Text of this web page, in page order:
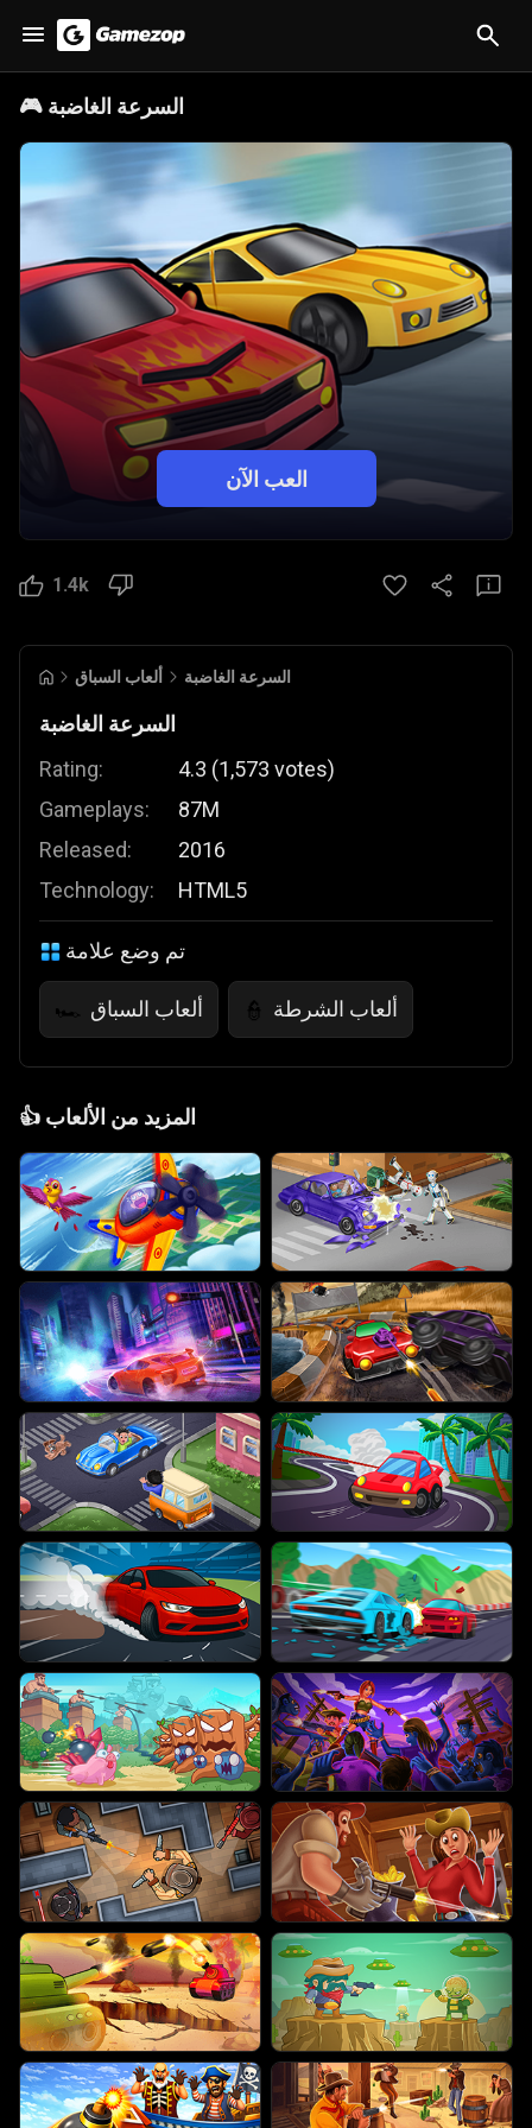
🎮 السرعة الغاضبة
العب الآن
1.4k
ألعاب السباق السرعة الغاضبة
السرعة الغاضبة
Rating:
Gameplays:
Released:
Technology:
4.3 (1,573 votes)
87M
2016
HTML5
تم وضع علامة
🏎️ ألعاب السباق 👮 ألعاب الشرطة
👍 المزيد من الألعاب